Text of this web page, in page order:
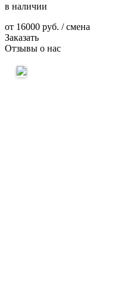
в наличии
от 16000 руб. / смена
Заказать
Отзывы о нас